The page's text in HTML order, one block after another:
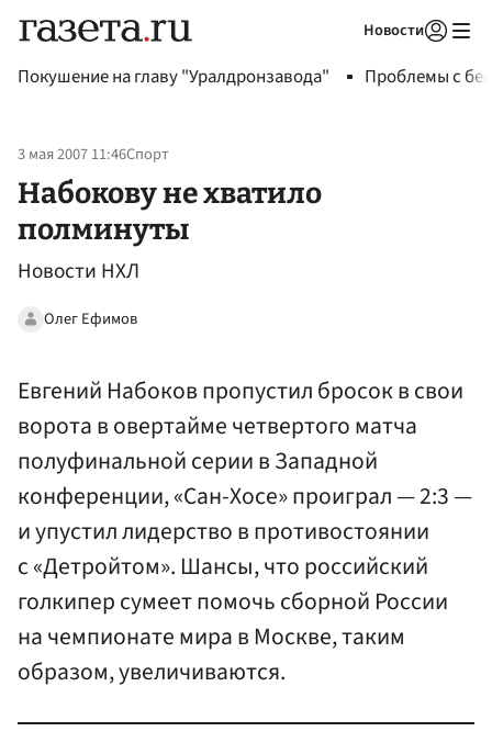
Новости
Покушение на главу "Уралдронзавода" Проблемы с
3 мая 2007 11:46Спорт
Набокову не хватило
полминуты
Новости НХЛ
Олег Ефимов
Евгений Набоков пропустил бросок в свои
ворота в овертайме четвертого матча
полуфинальной серии в Западной
конференции, «Сан-Хосе» проиграл — 2:3 —
и упустил лидерство в противостоянии
с «Детройтом». Шансы, что российский
голкипер сумеет помочь сборной России
на чемпионате мира в Москве, таким
образом, увеличиваются.